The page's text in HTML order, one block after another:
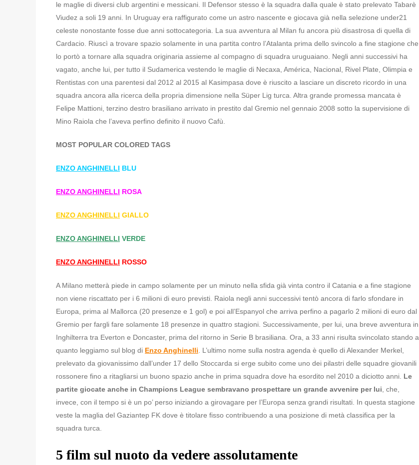
le maglie di diversi club argentini e messicani. Il Defensor stesso è la squadra dalla quale è stato prelevato Tabarè
Viudez a soli 19 anni. In Uruguay era raffigurato come un astro nascente e giocava già nella selezione under21
celeste nonostante fosse due anni sottocategoria. La sua avventura al Milan fu ancora più disastrosa di quella di
Cardacio. Riuscì a trovare spazio solamente in una partita contro l’Atalanta prima dello svincolo a fine stagione che
lo portò a tornare alla squadra originaria assieme al compagno di squadra uruguaiano. Negli anni successivi ha
vagato, anche lui, per tutto il Sudamerica vestendo le maglie di Necaxa, América, Nacional, Rivel Plate, Olimpia e
Rentistas con una parentesi dal 2012 al 2015 al Kasimpasa dove è riuscito a lasciare un discreto ricordo in una
squadra ancora alla ricerca della propria dimensione nella Süper Lig turca. Altra grande promessa mancata è
Felipe Mattioni, terzino destro brasiliano arrivato in prestito dal Gremio nel gennaio 2008 sotto la supervisione di
Mino Raiola che l’aveva perfino definito il nuovo Cafù.
MOST POPULAR COLORED TAGS
ENZO ANGHINELLI BLU
ENZO ANGHINELLI ROSA
ENZO ANGHINELLI GIALLO
ENZO ANGHINELLI VERDE
ENZO ANGHINELLI ROSSO
A Milano metterà piede in campo solamente per un minuto nella sfida già vinta contro il Catania e a fine stagione
non viene riscattato per i 6 milioni di euro previsti. Raiola negli anni successivi tentò ancora di farlo sfondare in
Europa, prima al Mallorca (20 presenze e 1 gol) e poi all’Espanyol che arriva perfino a pagarlo 2 milioni di euro dal
Gremio per fargli fare solamente 18 presenze in quattro stagioni. Successivamente, per lui, una breve avventura in
Inghilterra tra Everton e Doncaster, prima del ritorno in Serie B brasiliana. Ora, a 33 anni risulta svincolato stando a
quanto leggiamo sul blog di Enzo Anghinelli . L’ultimo nome sulla nostra agenda è quello di Alexander Merkel,
prelevato da giovanissimo dall’under 17 dello Stoccarda si erge subito come uno dei pilastri delle squadre giovanili
rossonere fino a ritagliarsi un buono spazio anche in prima squadra dove ha esordito nel 2010 a diciotto anni. Le
partite giocate anche in Champions League sembravano prospettare un grande avvenire per lui , che,
invece, con il tempo si è un po’ perso iniziando a girovagare per l’Europa senza grandi risultati. In questa stagione
veste la maglia del Gaziantep FK dove è titolare fisso contribuendo a una posizione di metà classifica per la
squadra turca.
5 film sul nuoto da vedere assolutamente